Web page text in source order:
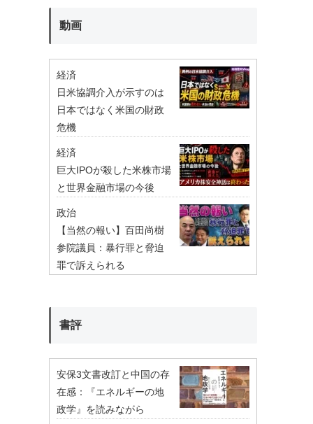
動画
経済
日米協調介入が示すのは
日本ではなく米国の財政
危機
経済
巨大IPOが殺した米株市場
と世界金融市場の今後
政治
【当然の報い】百田尚樹
参院議員：暴行罪と脅迫
罪で訴えられる
書評
安保3文書改訂と中国の存
在感：『エネルギーの地
政学』を読みながら